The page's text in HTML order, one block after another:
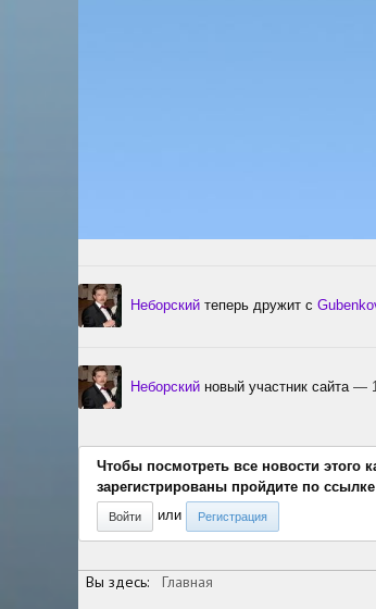
Неборский теперь дружит с
Неборский новый участник сайта —
Чтобы посмотреть все новости этого
зарегистрированы пройдите по ссылке
Войти или Регистрация
Вы здесь: Главная